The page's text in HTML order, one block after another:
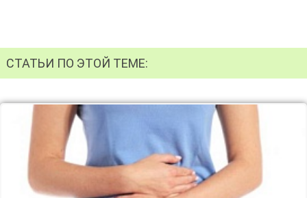
СТАТЬИ ПО ЭТОЙ ТЕМЕ: